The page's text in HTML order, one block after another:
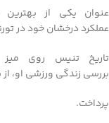
عنوان یکی از
عملکرد درخشان خود در
تاریخ تنیس روی
بررسی زندگی ورزشی او،
پرداخت.